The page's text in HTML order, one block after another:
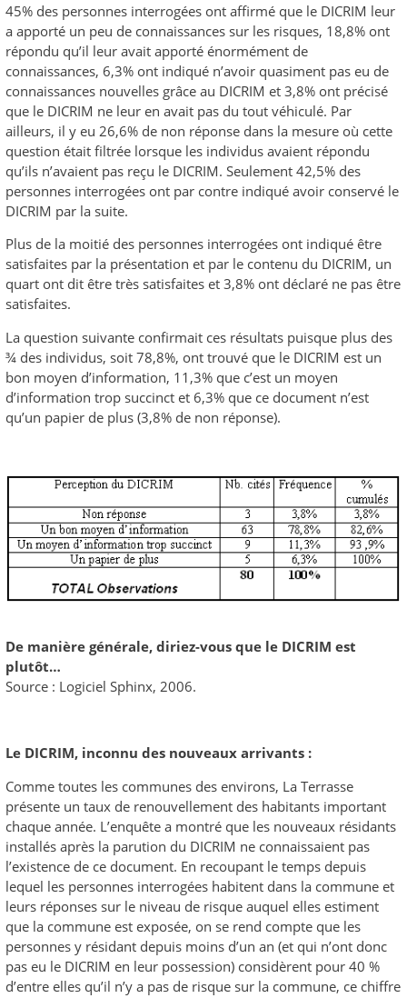
45% des personnes interrogées ont affirmé que le DICRIM leur
a apporté un peu de connaissances sur les risques, 18,8% ont
répondu qu’il leur avait apporté énormément de
connaissances, 6,3% ont indiqué n’avoir quasiment pas eu de
connaissances nouvelles grâce au DICRIM et 3,8% ont précisé
que le DICRIM ne leur en avait pas du tout véhiculé. Par
ailleurs, il y eu 26,6% de non réponse dans la mesure où cette
question était filtrée lorsque les individus avaient répondu
qu’ils n’avaient pas reçu le DICRIM. Seulement 42,5% des
personnes interrogées ont par contre indiqué avoir conservé le
DICRIM par la suite.
Plus de la moitié des personnes interrogées ont indiqué être
satisfaites par la présentation et par le contenu du DICRIM, un
quart ont dit être très satisfaites et 3,8% ont déclaré ne pas être
satisfaites.
La question suivante confirmait ces résultats puisque plus des
¾ des individus, soit 78,8%, ont trouvé que le DICRIM est un
bon moyen d’information, 11,3% que c’est un moyen
d’information trop succinct et 6,3% que ce document n’est
qu’un papier de plus (3,8% de non réponse).
De manière générale, diriez-vous que le DICRIM est
plutôt…
Source : Logiciel Sphinx, 2006.
Le DICRIM, inconnu des nouveaux arrivants :
Comme toutes les communes des environs, La Terrasse
présente un taux de renouvellement des habitants important
chaque année. L’enquête a montré que les nouveaux résidants
installés après la parution du DICRIM ne connaissaient pas
l’existence de ce document. En recoupant le temps depuis
lequel les personnes interrogées habitent dans la commune et
leurs réponses sur le niveau de risque auquel elles estiment
que la commune est exposée, on se rend compte que les
personnes y résidant depuis moins d’un an (et qui n’ont donc
pas eu le DICRIM en leur possession) considèrent pour 40 %
d’entre elles qu’il n’y a pas de risque sur la commune, ce chiffre